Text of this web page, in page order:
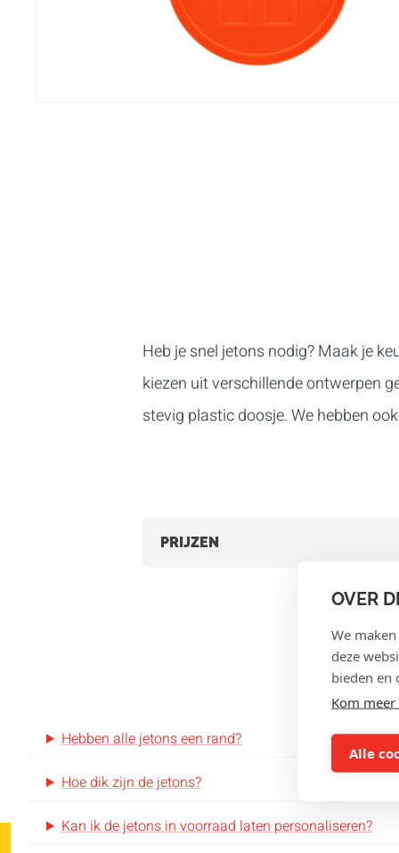
OVER
We
deze
bieden en
Kom
Alle
Heb je snel jetons nodig? Maak je
kiezen uit verschillende ontwerpen
stevig plastic doosje. We hebben
PRIJZEN
Hebben alle jetons een rand?
Hoe dik zijn de jetons?
Kan ik de jetons in voorraad laten personaliseren?